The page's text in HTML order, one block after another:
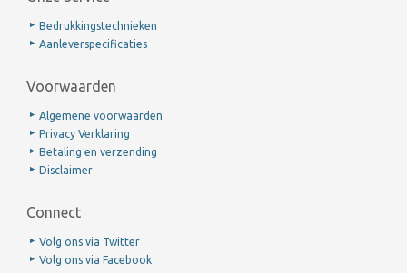
Bedrukkingstechnieken
Aanleverspecificaties
Voorwaarden
Algemene voorwaarden
Privacy Verklaring
Betaling en verzending
Disclaimer
Connect
Volg ons via Twitter
Volg ons via Facebook